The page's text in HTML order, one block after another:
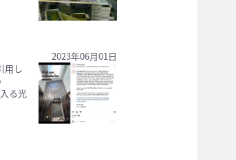
2023年06月01日
用し
る光